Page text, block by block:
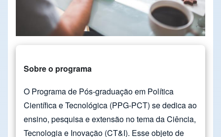
Sobre o programa
O Programa de Pós-graduação em Política
Científica e Tecnológica (PPG-PCT) se dedica ao
ensino, pesquisa e extensão no tema da Ciência,
Tecnologia e Inovação (CT&I). Esse objeto de